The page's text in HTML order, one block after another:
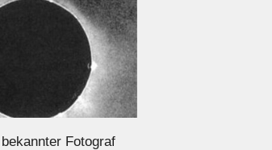
Fotograf